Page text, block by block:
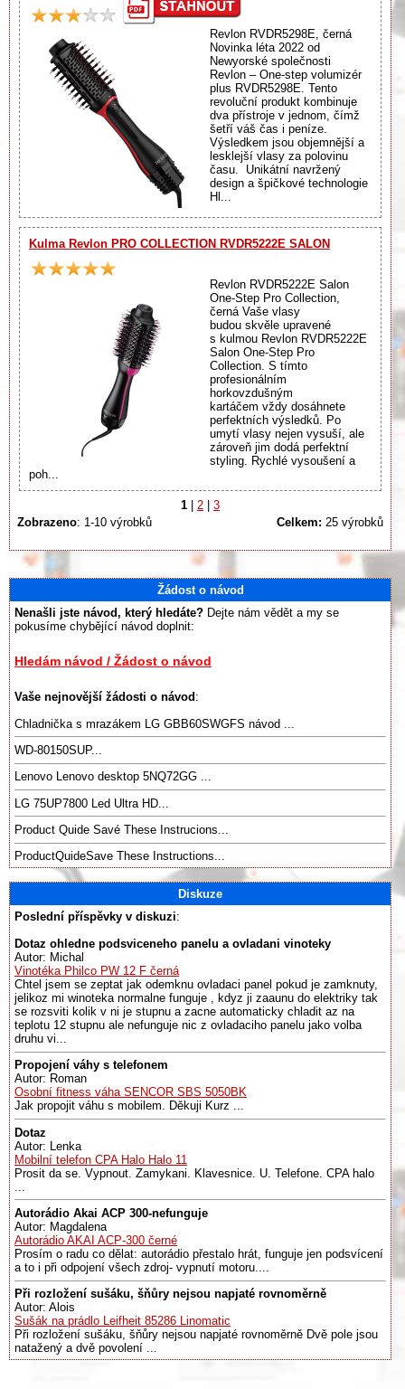
Revlon RVDR5298E, černá
Novinka léta 2022 od
Newyorské společnosti
Revlon – One-step volumizér
plus RVDR5298E. Tento
revoluční produkt kombinuje
dva přístroje v jednom, čímž
šetří váš čas i peníze.
Výsledkem jsou objemnější a
lesklejší vlasy za polovinu
času. Unikátní navržený
design a špičkové technologie
Hl...
Kulma Revlon PRO COLLECTION RVDR5222E SALON
Revlon RVDR5222E Salon
One-Step Pro Collection,
černá Vaše vlasy
budou skvěle upravené
s kulmou Revlon RVDR5222E
Salon One-Step Pro
Collection. S tímto
profesionálním
horkovzdušným
kartáčem vždy dosáhnete
perfektních výsledků. Po
umytí vlasy nejen vysuší, ale
zároveň jim dodá perfektní
styling. Rychlé vysoušení a
poh...
1 | 2 | 3
Zobrazeno: 1-10 výrobků Celkem: 25 výrobků
Žádost o návod
Nenašli jste návod, který hledáte? Dejte nám vědět a my se
pokusíme chybějící návod doplnit:
Hledám návod / Žádost o návod
Vaše nejnovější žádosti o návod :
Chladnička s mrazákem LG GBB60SWGFS návod ...
WD-80150SUP...
Lenovo Lenovo desktop 5NQ72GG ...
LG 75UP7800 Led Ultra HD...
Product Quide Savé These Instrucions...
ProductQuideSave These Instructions...
Diskuze
Poslední příspěvky v diskuzi:
Dotaz ohledne podsviceneho panelu a ovladani vinoteky
Autor: Michal
Vinotéka Philco PW 12 F černá
Chtel jsem se zeptat jak odemknu ovladaci panel pokud je zamknuty,
jelikoz mi winoteka normalne funguje , kdyz ji zaaunu do elektriky tak
se rozsviti kolik v ni je stupnu a zacne automaticky chladit az na
teplotu 12 stupnu ale nefunguje nic z ovladaciho panelu jako volba
druhu vi...
Propojení váhy s telefonem
Autor: Roman
Osobní fitness váha SENCOR SBS 5050BK
Jak propojit váhu s mobilem. Děkuji Kurz ...
Dotaz
Autor: Lenka
Mobilní telefon CPA Halo Halo 11
Prosit da se. Vypnout. Zamykani. Klavesnice. U. Telefone. CPA halo
Autorádio Akai ACP 300-nefunguje
Autor: Magdalena
Autorádio AKAI ACP-300 černé
Prosím o radu co dělat: autorádio přestalo hrát, funguje jen podsvícení
a to i při odpojení všech zdroj- vypnutí motoru....
Při rozložení sušáku, šňůry nejsou napjaté rovnoměrně
Autor: Alois
Sušák na prádlo Leifheit 85286 Linomatic
Při rozložení sušáku, šňůry nejsou napjaté rovnoměrně Dvě pole jsou
natažený a dvě povolení ...